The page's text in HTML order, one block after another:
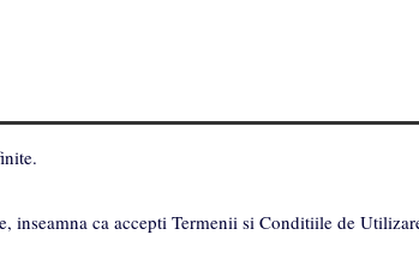
inseamna ca accepti Termenii si Conditiile de